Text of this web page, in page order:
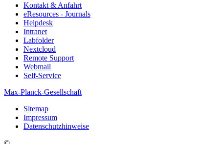
Kontakt & Anfahrt
eResources - Journals
Helpdesk
Intranet
Labfolder
Nextcloud
Remote Support
Webmail
Self-Service
Max-Planck-Gesellschaft
Sitemap
Impressum
Datenschutzhinweise